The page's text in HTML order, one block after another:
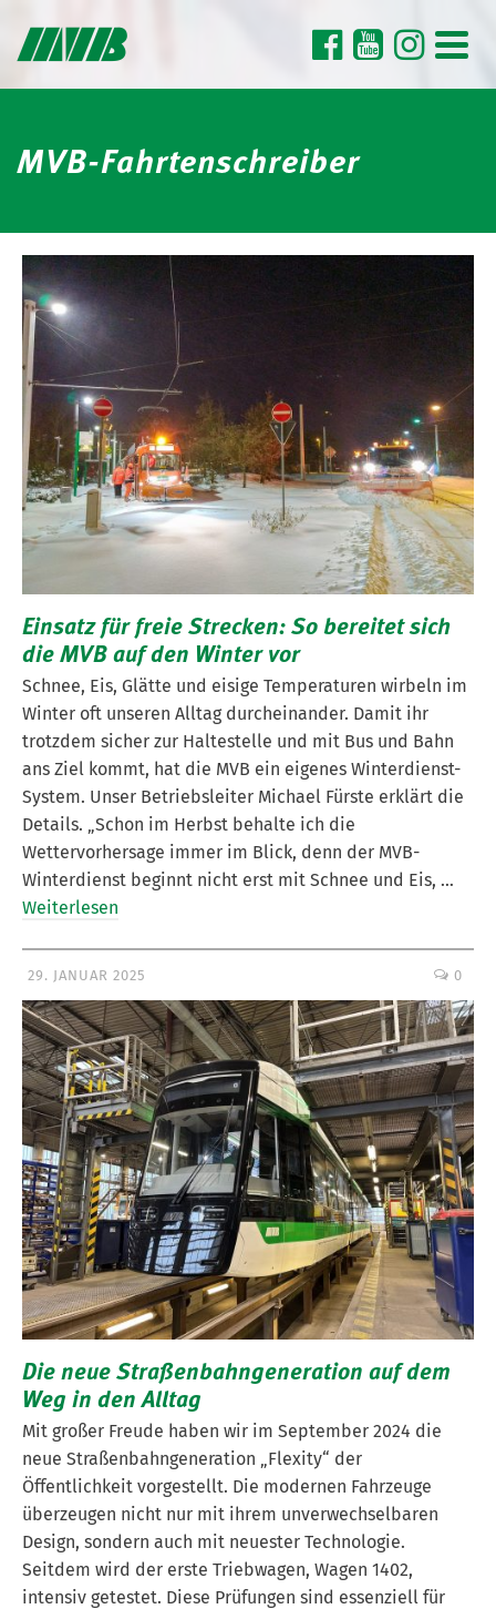
MVB-Fahrtenschreiber
Einsatz für freie Strecken: So bereitet sich
die MVB auf den Winter vor
Schnee, Eis, Glätte und eisige Temperaturen wirbeln im
Winter oft unseren Alltag durcheinander. Damit ihr
trotzdem sicher zur Haltestelle und mit Bus und Bahn
ans Ziel kommt, hat die MVB ein eigenes Winterdienst-
System. Unser Betriebsleiter Michael Fürste erklärt die
Details. „Schon im Herbst behalte ich die
Wettervorhersage immer im Blick, denn der MVB-
Winterdienst beginnt nicht erst mit Schnee und Eis, …
Weiterlesen
29. JANUAR 2025 0
Die neue Straßenbahngeneration auf dem
Weg in den Alltag
Mit großer Freude haben wir im September 2024 die
neue Straßenbahngeneration „Flexity“ der
Öffentlichkeit vorgestellt. Die modernen Fahrzeuge
überzeugen nicht nur mit ihrem unverwechselbaren
Design, sondern auch mit neuester Technologie.
Seitdem wird der erste Triebwagen, Wagen 1402,
intensiv getestet. Diese Prüfungen sind essenziell für